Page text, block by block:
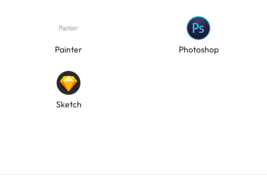
Painter Photoshop
Sketch